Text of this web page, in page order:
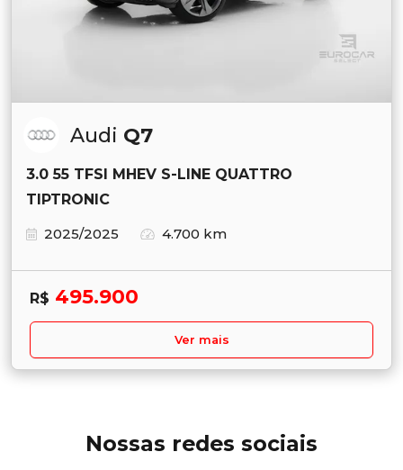
Audi Q7
3.0 55 TFSI MHEV S-LINE QUATTRO
TIPTRONIC
2025/2025
4.700 km
R$ 495.900
Ver mais
Nossas redes sociais